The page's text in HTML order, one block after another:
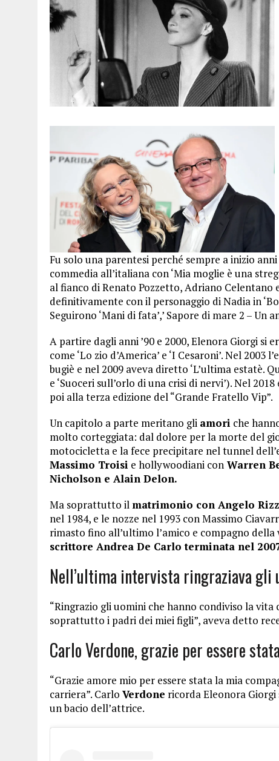
Fu solo una parentesi perché sempre a inizio
commedia all’italiana con ‘Mia moglie è una
al fianco di Renato Pozzetto, Adriano
definitivamente con il personaggio di Nadia in
Seguirono ‘Mani di fata’,’ Sapore di mare 2 – Un
A partire dagli anni ’90 e 2000, Elenora Giorgi si
come ‘Lo zio d’America’ e ‘I Cesaroni’. Nel
bugiè e nel 2009 aveva diretto ‘L’ultima estatè.
e ‘Suoceri sull’orlo di una crisi di nervi’). Nel
poi alla terza edizione del “Grande Fratello Vip”.
Un capitolo a parte meritano gli amori che
molto corteggiata: dal dolore per la morte del
motocicletta e la fece precipitare nel tunnel
Massimo Troisi e hollywoodiani con Warren
Nicholson e Alain Delon.
Ma soprattutto il matrimonio con Angelo
nel 1984, e le nozze nel 1993 con Massimo
rimasto fino all’ultimo l’amico e compagno
scrittore Andrea De Carlo terminata nel
Nell’ultima intervista ringraziava gli
“Ringrazio gli uomini che hanno condiviso la
soprattutto i padri dei miei figli”, aveva detto
Carlo Verdone, grazie per essere
“Grazie amore mio per essere stata la mia
carriera”. Carlo Verdone ricorda Eleonora
un bacio dell’attrice.